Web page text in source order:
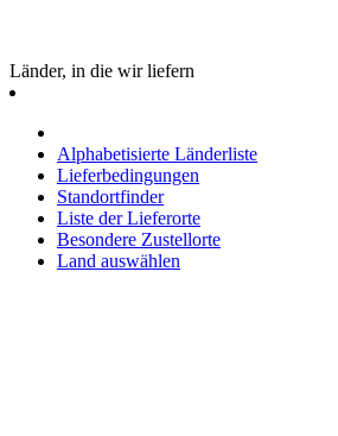
Länder, in die wir liefern
Alphabetisierte Länderliste
Lieferbedingungen
Standortfinder
Liste der Lieferorte
Besondere Zustellorte
Land auswählen